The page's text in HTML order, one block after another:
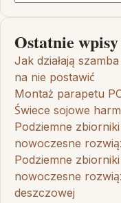
Ostatnie wpisy
Jak działają
na nie postawić
Montaż parapetu
Świece sojowe
Podziemne
nowoczesne
Podziemne
nowoczesne
deszczowej